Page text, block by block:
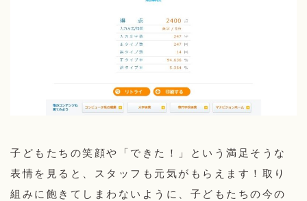
子どもたちの笑顔や「できた！」という満足そうな
表情を見ると、スタッフも元気がもらえます！取り
組みに飽きてしまわないように、子どもたちの今の